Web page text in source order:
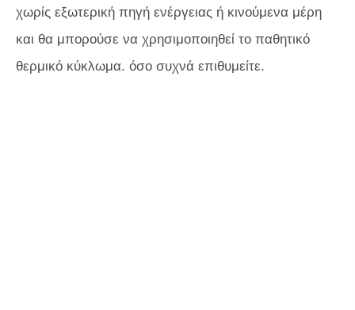
χωρίς εξωτερική πηγή ενέργειας ή κινούμενα μέρη
και θα μπορούσε να χρησιμοποιηθεί το παθητικό
θερμικό κύκλωμα. όσο συχνά επιθυμείτε.